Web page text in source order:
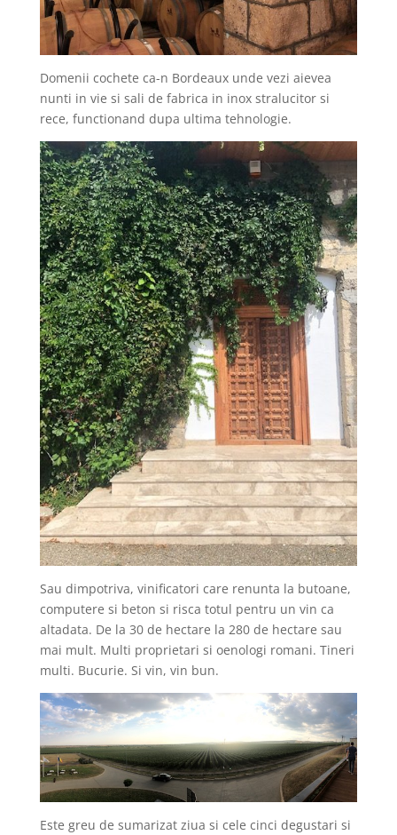
Domenii cochete ca-n Bordeaux unde vezi aievea
nunti in vie si sali de fabrica in inox stralucitor si
rece, functionand dupa ultima tehnologie.
Sau dimpotriva, vinificatori care renunta la butoane,
computere si beton si risca totul pentru un vin ca
altadata. De la 30 de hectare la 280 de hectare sau
mai mult. Multi proprietari si oenologi romani. Tineri
multi. Bucurie. Si vin, vin bun.
Este greu de sumarizat ziua si cele cinci degustari si